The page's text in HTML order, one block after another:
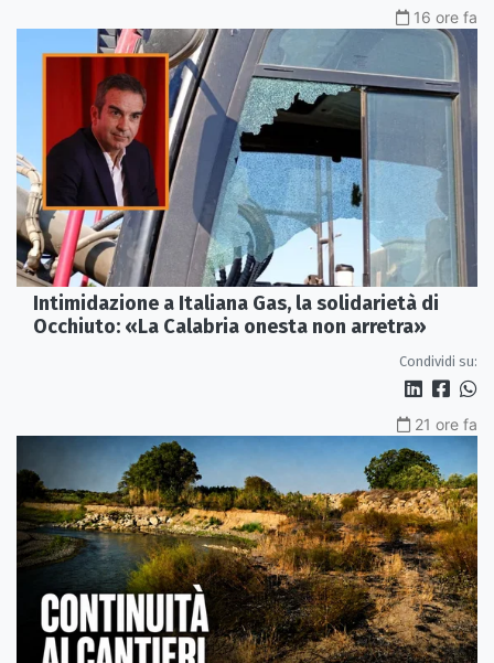
16 ore fa
Intimidazione a Italiana Gas, la solidarietà di
Occhiuto: «La Calabria onesta non arretra»
Condividi su:
21 ore fa